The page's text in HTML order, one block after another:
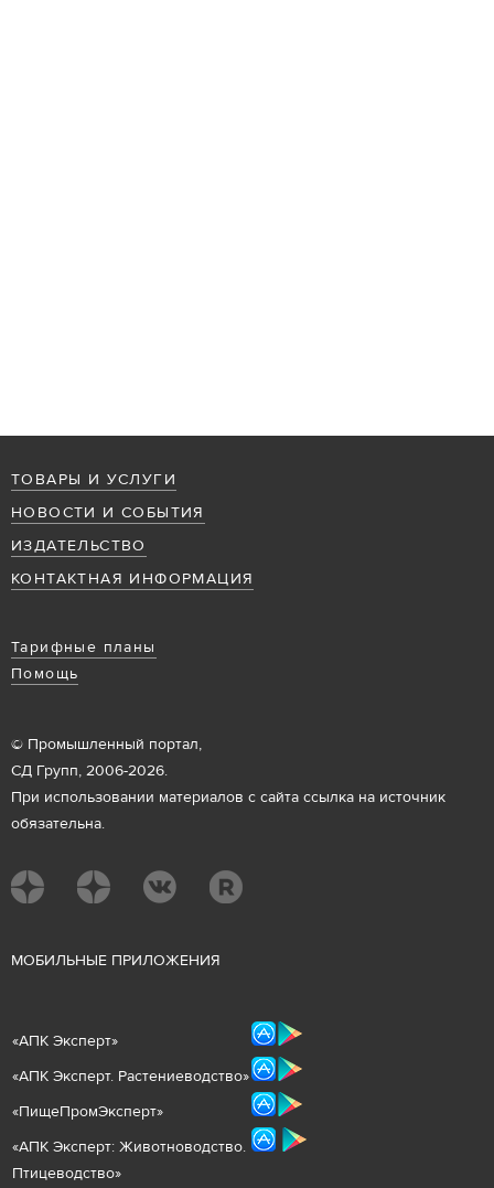
ТОВАРЫ И УСЛУГИ
НОВОСТИ И СОБЫТИЯ
ИЗДАТЕЛЬСТВО
КОНТАКТНАЯ ИНФОРМАЦИЯ
Тарифные планы
Помощь
© Промышленный портал,
СД Групп, 2006-2026.
При использовании материалов с сайта ссылка на источник
обязательна.
МОБИЛЬНЫЕ ПРИЛОЖЕНИЯ
«АПК Эксперт»
«АПК Эксперт. Растениеводство»
«ПищеПромЭксперт»
«АПК Эксперт: Животноводство.
Птицеводство»